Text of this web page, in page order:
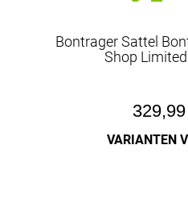
Bontrager Sattel
Shop
VARIANTEN